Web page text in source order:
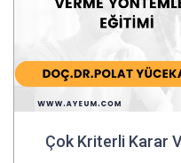
Çok Kriterli Karar